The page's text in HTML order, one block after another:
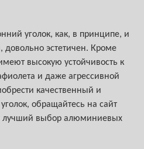
уголок, как, в принципе, и
довольно эстетичен. Кроме
высокую устойчивость к
и даже агрессивной
качественный и
обращайтесь на сайт
лучший выбор алюминиевых